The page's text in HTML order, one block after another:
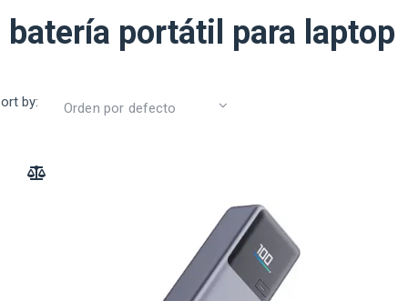
batería portátil para laptop
by: